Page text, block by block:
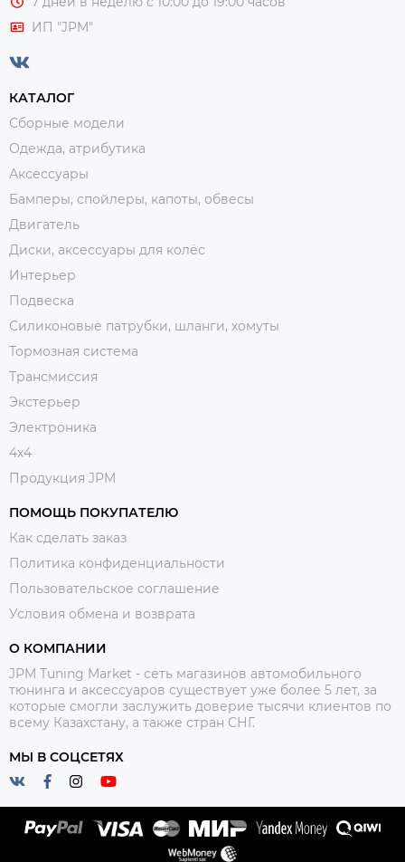
ИП "JPM"
КАТАЛОГ
Сборные модели
Одежда, атрибутика
Аксессуары
Бамперы, спойлеры, капоты, обвесы
Двигатель
Диски, аксессуары для колёс
Интерьер
Подвеска
Силиконовые патрубки, шланги, хомуты
Тормозная система
Трансмиссия
Экстерьер
Электроника
4x4
Продукция JPM
ПОМОЩЬ ПОКУПАТЕЛЮ
Как сделать заказ
Политика конфиденциальности
Пользовательское соглашение
Условия обмена и возврата
О КОМПАНИИ
JPM Tuning Market - сеть магазинов автомобильного
тюнинга и аксессуаров существует уже более 5 лет, за
которые смогли заслужить доверие тысячи клиентов по
всему Казахстану, а также стран СНГ.
МЫ В СОЦСЕТЯХ